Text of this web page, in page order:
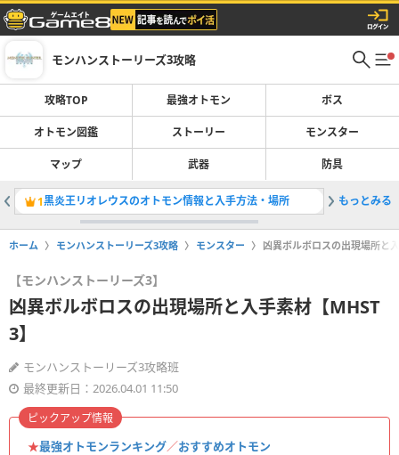
モンハンストーリーズ3攻略
攻略TOP 最強オトモン ボス
オトモン図鑑 ストーリー モンスター
マップ 武器 防具
1黒炎王リオレウスのオトモン情報と入手方法・場所 2青電主
もっとみる
ホーム モンハンストーリーズ3攻略 モンスター 凶異ボルボロスの出現場所と
【モンハンストーリーズ3】
凶異ボルボロスの出現場所と入手素材【MHST
3】
モンハンストーリーズ3攻略班
最終更新日：2026.04.01 11:50
★最強オトモンランキング／おすすめオトモン
ピックアップ情報